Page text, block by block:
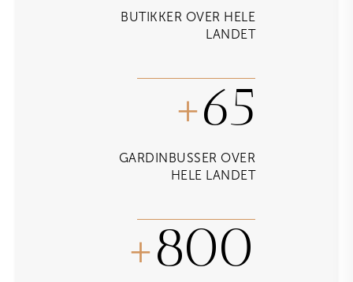
BUTIKKER OVER HELE
LANDET
+65
GARDINBUSSER OVER
HELE LANDET
+800